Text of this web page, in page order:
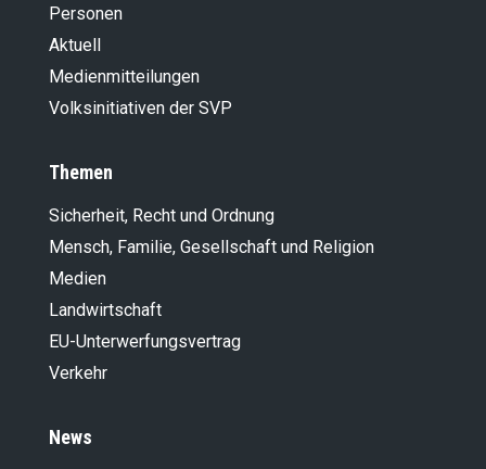
Personen
Aktuell
Medienmitteilungen
Volksinitiativen der SVP
Themen
Sicherheit, Recht und Ordnung
Mensch, Familie, Gesellschaft und Religion
Medien
Landwirt­schaft
EU-Unterwerfungsvertrag
Verkehr
News